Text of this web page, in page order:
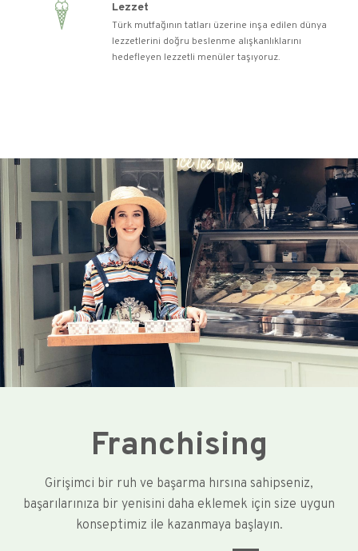
Lezzet
Türk mutfağının tatları üzerine inşa edilen dünya
lezzetlerini doğru beslenme alışkanlıklarını
hedefleyen lezzetli menüler taşıyoruz.
Franchising
Girişimci bir ruh ve başarma hırsına sahipseniz,
başarılarınıza bir yenisini daha eklemek için size uygun
konseptimiz ile kazanmaya başlayın.